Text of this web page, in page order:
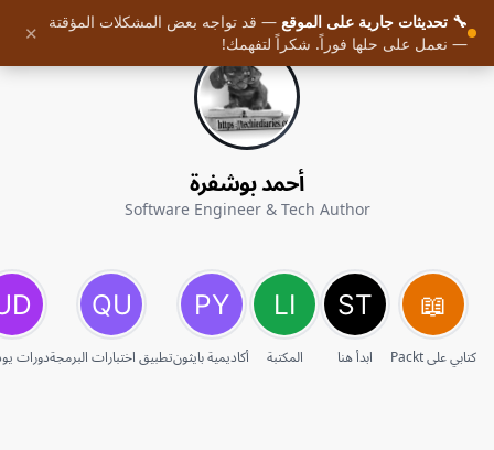
أحمد بوشفرة
Software Engineer & Tech Author
كتابي على Packt ابدأ هنا المكتبة أكاديمية بايثونتطبيق اختبارات البرمجةدورات
🔧 تحديثات جارية على الموقع — قد تواجه بعض المشكلات المؤقتة
— نعمل على حلها فوراً. شكراً لتفهمك!
✕